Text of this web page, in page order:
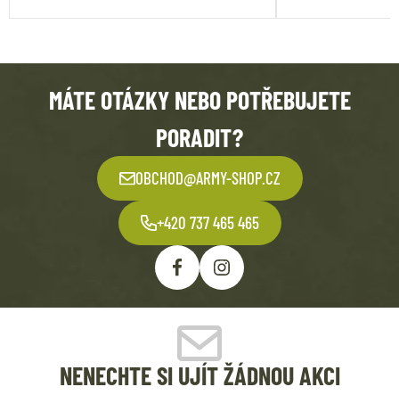
MÁTE OTÁZKY NEBO POTŘEBUJETE
PORADIT?
OBCHOD@ARMY-SHOP.CZ
+420 737 465 465
NENECHTE SI UJÍT ŽÁDNOU AKCI